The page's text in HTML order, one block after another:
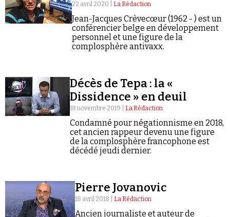
22 avril 2020 | La Rédaction
Jean-Jacques Crèvecœur (1962 - ) est un
conférencier belge en développement
personnel et une figure de la
complosphère antivaxx.
Décès de Tepa : la «
Dissidence » en deuil
18 novembre 2019 | La Rédaction
Condamné pour négationnisme en 2018,
cet ancien rappeur devenu une figure
de la complosphère francophone est
décédé jeudi dernier.
Pierre Jovanovic
18 avril 2018 | La Rédaction
Ancien journaliste et auteur de